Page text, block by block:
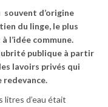
souvent d’origine
du linge, le plus
l’idée commune.
publique à partir
lavoirs privés qui
redevance.
litres d’eau était